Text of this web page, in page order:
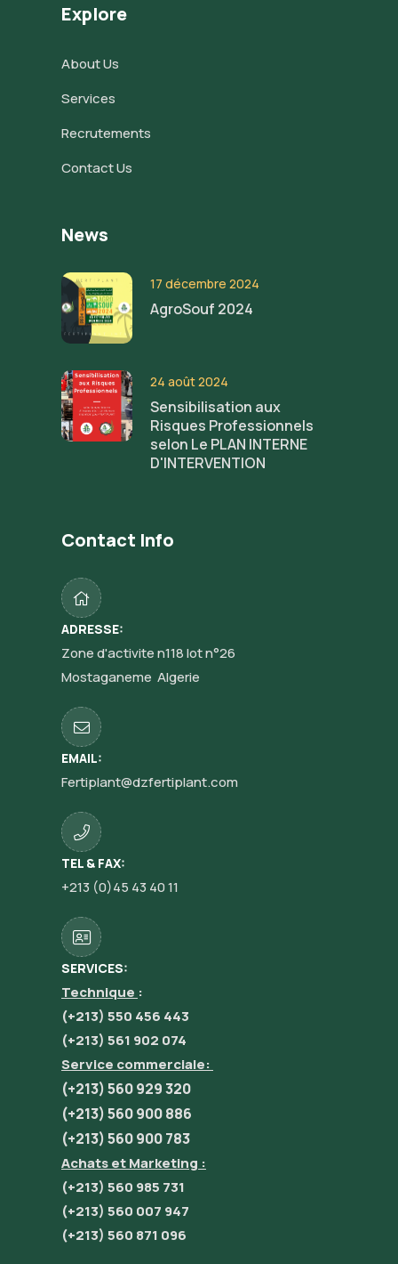
Explore
About Us
Services
Recrutements
Contact Us
News
17 décembre 2024
AgroSouf 2024
24 août 2024
Sensibilisation aux
Risques Professionnels
selon Le PLAN INTERNE
D'INTERVENTION
Contact Info
ADRESSE:
Zone d'activite n118 lot n°26
Mostaganeme Algerie
EMAIL:
Fertiplant@dzfertiplant.com
TEL & FAX:
+213 (0)45 43 40 11
SERVICES:
Technique :
(+213) 550 456 443
(+213) 561 902 074
Service commerciale:
(+213) 560 929 320
(+213) 560 900 886
(+213) 560 900 783
Achats et Marketing :
(+213) 560 985 731
(+213) 560 007 947
(+213) 560 871 096